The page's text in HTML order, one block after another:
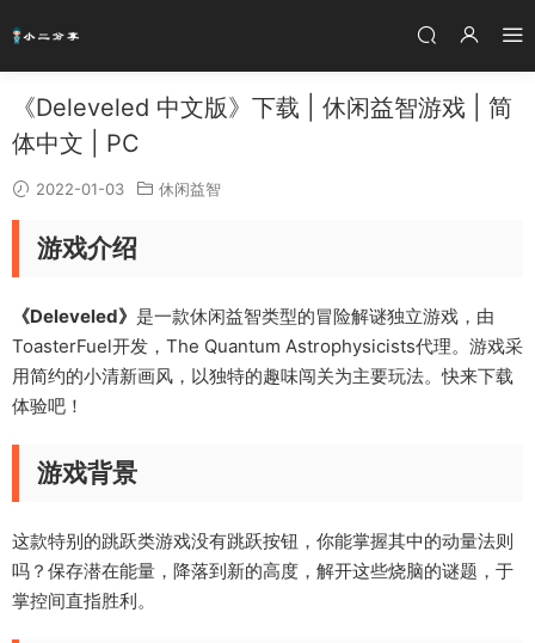
《Deleveled 中文版》下载 | 休闲益智游戏 | 简
体中文 | PC
2022-01-03 休闲益智
游戏介绍
《Deleveled》 是一款休闲益智类型的冒险解谜独立游戏，由
ToasterFuel开发，The Quantum Astrophysicists代理。游戏采
用简约的小清新画风，以独特的趣味闯关为主要玩法。快来下载
体验吧！
游戏背景
这款特别的跳跃类游戏没有跳跃按钮，你能掌握其中的动量法则
吗？保存潜在能量，降落到新的高度，解开这些烧脑的谜题，于
掌控间直指胜利。